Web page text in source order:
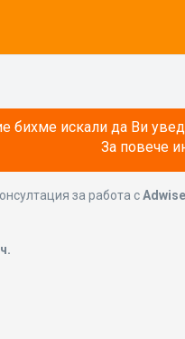
бихме искали да Ви
За повече
за работа сAdwise